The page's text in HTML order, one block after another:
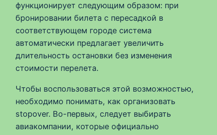
функционирует следующим образом: при
бронировании билета с пересадкой в
соответствующем городе система
автоматически предлагает увеличить
длительность остановки без изменения
стоимости перелета.
Чтобы воспользоваться этой возможностью,
необходимо понимать, как организовать
stopover. Во-первых, следует выбирать
авиакомпании, которые официально